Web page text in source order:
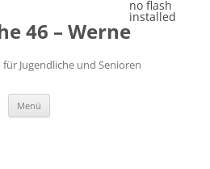
46 – Werne
für Jugendliche und Senioren
Menü
no flash
installed